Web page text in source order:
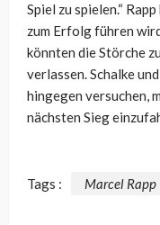
Spiel zu spielen.“
zum Erfolg führen
könnten die Störche
verlassen. Schalke
hingegen versuchen,
nächsten Sieg
Tags : Marcel Rapp